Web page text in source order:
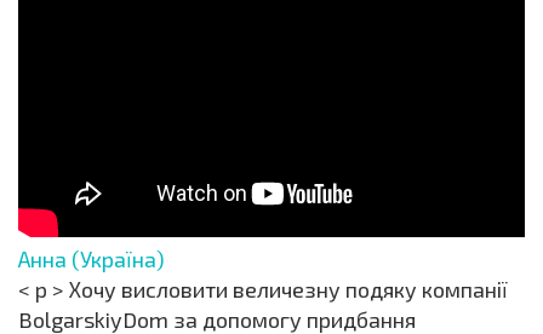
Анна (Україна)
< p > Хочу висловити величезну подяку компанії
BolgarskiyDom за допомогу придбання